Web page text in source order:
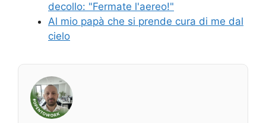
decollo: "Fermate l'aereo!"
Al mio papà che si prende cura di me dal
cielo